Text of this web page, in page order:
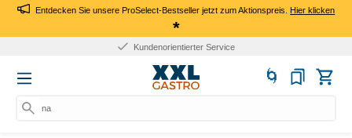
Entdecken Sie unsere ProSelect-Bestseller jetzt zum Aktionspreis.Hier klicken
*
Kundenorientierter Service
nach